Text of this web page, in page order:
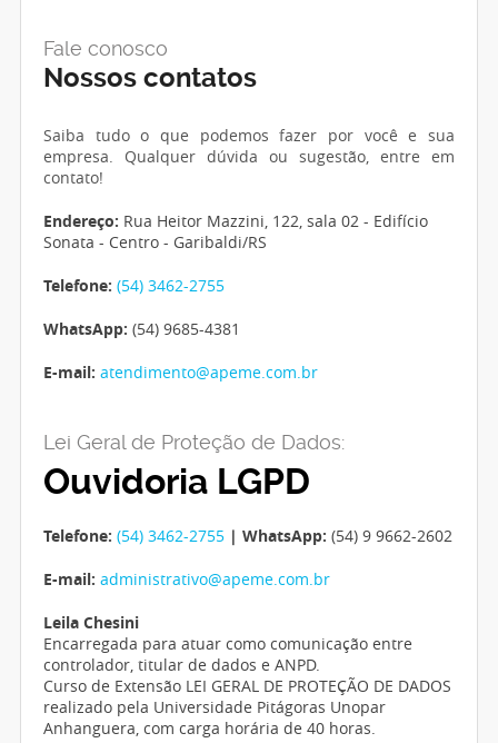
Fale conosco
Nossos contatos
Saiba tudo o que podemos fazer por você e sua
empresa. Qualquer dúvida ou sugestão, entre em
contato!
Endereço: Rua Heitor Mazzini, 122, sala 02 - Edifício
Sonata - Centro - Garibaldi/RS
Telefone: (54) 3462-2755
WhatsApp: (54) 9685-4381
E-mail: atendimento@apeme.com.br
Lei Geral de Proteção de Dados:
Ouvidoria LGPD
Telefone: (54) 3462-2755 | WhatsApp: (54) 9 9662-2602
E-mail: administrativo@apeme.com.br
Leila Chesini
Encarregada para atuar como comunicação entre
controlador, titular de dados e ANPD.
Curso de Extensão LEI GERAL DE PROTEÇÃO DE DADOS
realizado pela Universidade Pitágoras Unopar
Anhanguera, com carga horária de 40 horas.